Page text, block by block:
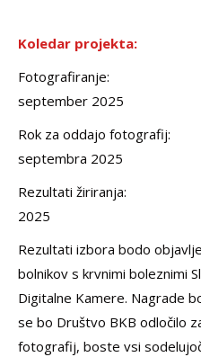
Koledar projekta:
september 2025
Rok za oddajo
septembra 2025
Rezultati
2025
Rezultati izbora bodo
bolnikov s krvnimi boleznimi
Digitalne Kamere. Nagrade
se bo Društvo BKB odločilo
fotografij, boste vsi